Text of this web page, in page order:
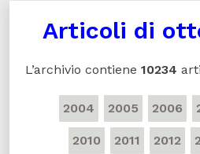
Articoli di
L’archivio contiene 10234
2004 2005 2006
2010 2011 2012